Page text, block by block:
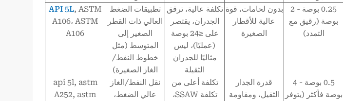
0.25 بوصة - 2
بوصة (رقيق مع
التمدد)
بدون لحامات، قوة
عالية للأقطار
الصغيرة
تكلفة عالية، ترقق
الجدران، يقتصر
على ≤24 بوصة
(عمليًا)، ليس
مثاليًا للجدران
الثقيلة
تطبيقات الضغط
العالي ذات القطر
الصغير إلى
المتوسط (مثل
خطوط النفط/
الغاز الصغيرة)
API 5L, ASTM
A106، ASTM
A106
0.5 بوصة - 4
بوصة فأكثر (يتوفر
قدرة الجدار
الثقيل، ومقاومة
تكلفة أعلى من
تكلفة SSAW،
نقل النفط/الغاز
عالي الضغط،
api 5l, astm
A252, astm